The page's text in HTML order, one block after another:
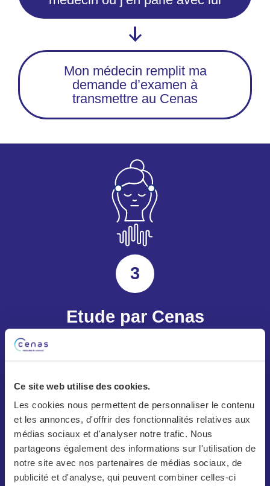
Ce site web utilise des cookies.
Les cookies nous permettent de personnaliser le contenu
et les annonces, d'offrir des fonctionnalités relatives aux
médias sociaux et d'analyser notre trafic. Nous
partageons également des informations sur l'utilisation de
notre site avec nos partenaires de médias sociaux, de
publicité et d'analyse, qui peuvent combiner celles-ci
Mon médecin remplit ma
demande d’examen à
transmettre au Cenas
3
Etude par Cenas
B
Analyse par le responsable
Selon l'analyse Selon l'analyse